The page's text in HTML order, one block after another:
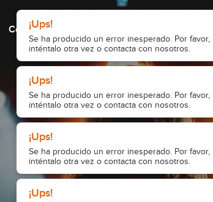
¡Ups!
Se ha producido un error inesperado. Por favor,
inténtalo otra vez o contacta con nosotros.
¡Ups!
Se ha producido un error inesperado. Por favor,
inténtalo otra vez o contacta con nosotros.
¡Ups!
Se ha producido un error inesperado. Por favor,
inténtalo otra vez o contacta con nosotros.
¡Ups!
Cómo funciona